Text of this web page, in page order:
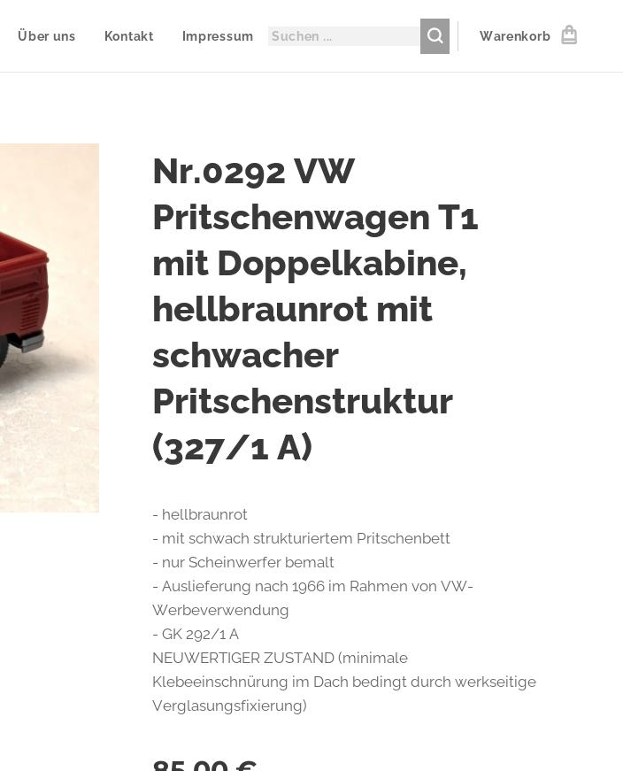
Über uns Kontakt Impressum Warenkorb
Nr.0292 VW
Pritschenwagen T1
mit Doppelkabine,
hellbraunrot mit
schwacher
Pritschenstruktur
(327/1 A)
- hellbraunrot
- mit schwach strukturiertem Pritschenbett
- nur Scheinwerfer bemalt
- Auslieferung nach 1966 im Rahmen von VW-
Werbeverwendung
- GK 292/1 A
NEUWERTIGER ZUSTAND (minimale
Klebeeinschnürung im Dach bedingt durch werkseitige
Verglasungsfixierung)